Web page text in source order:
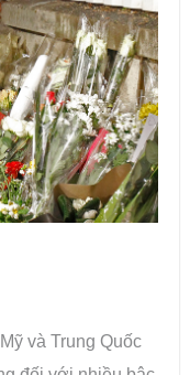
và Trung Quốc